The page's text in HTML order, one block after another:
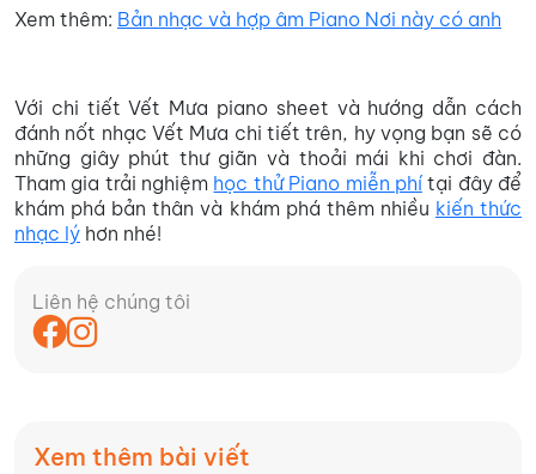
Xem thêm: Bản nhạc và hợp âm Piano Nơi này có anh
Với chi tiết Vết Mưa piano sheet và hướng dẫn cách
đánh nốt nhạc Vết Mưa chi tiết trên, hy vọng bạn sẽ có
những giây phút thư giãn và thoải mái khi chơi đàn.
Tham gia trải nghiệm học thử Piano miễn phítại đây để
khám phá bản thân và khám phá thêm nhiều kiến thức
nhạc lý hơn nhé!
Liên hệ chúng tôi
Xem thêm bài viết